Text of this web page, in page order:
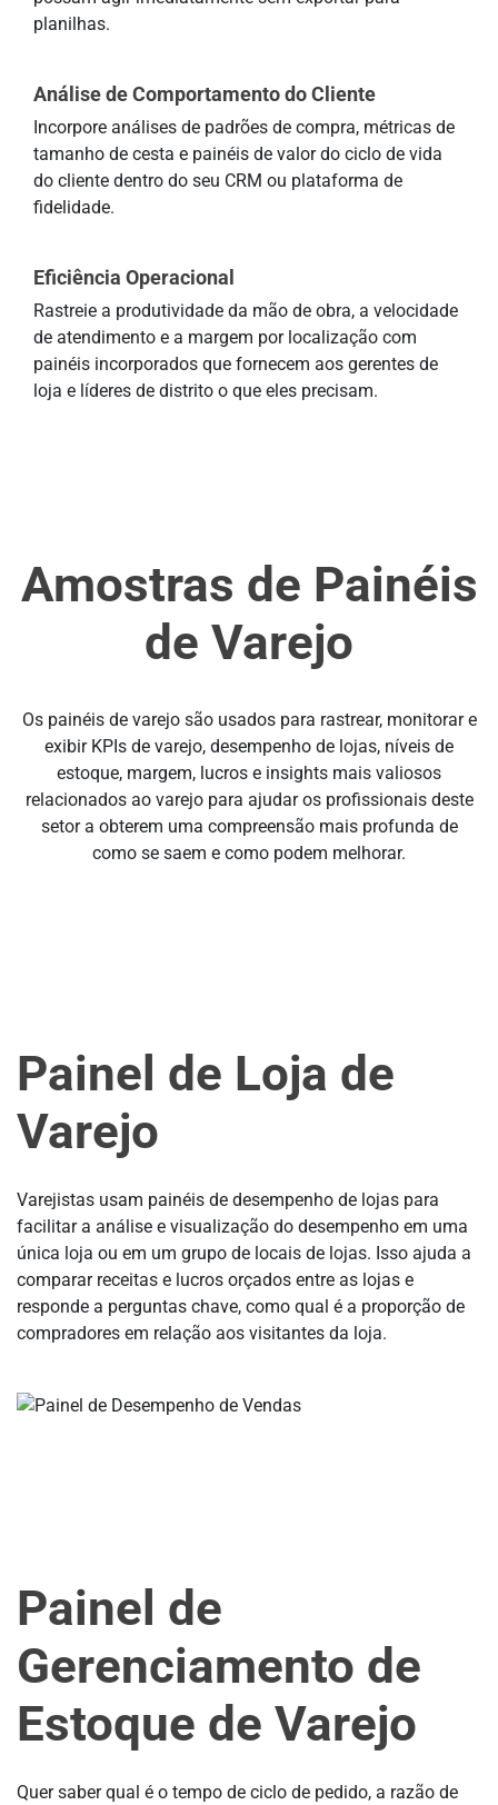
planilhas.
Análise de Comportamento do Cliente
Incorpore análises de padrões de compra, métricas de
tamanho de cesta e painéis de valor do ciclo de vida
do cliente dentro do seu CRM ou plataforma de
fidelidade.
Eficiência Operacional
Rastreie a produtividade da mão de obra, a velocidade
de atendimento e a margem por localização com
painéis incorporados que fornecem aos gerentes de
loja e líderes de distrito o que eles precisam.
Amostras de Painéis
de Varejo
Os painéis de varejo são usados para rastrear, monitorar e
exibir KPIs de varejo, desempenho de lojas, níveis de
estoque, margem, lucros e insights mais valiosos
relacionados ao varejo para ajudar os profissionais deste
setor a obterem uma compreensão mais profunda de
como se saem e como podem melhorar.
Painel de Loja de
Varejo
Varejistas usam painéis de desempenho de lojas para
facilitar a análise e visualização do desempenho em uma
única loja ou em um grupo de locais de lojas. Isso ajuda a
comparar receitas e lucros orçados entre as lojas e
responde a perguntas chave, como qual é a proporção de
compradores em relação aos visitantes da loja.
Painel de
Gerenciamento de
Estoque de Varejo
Quer saber qual é o tempo de ciclo de pedido, a razão de